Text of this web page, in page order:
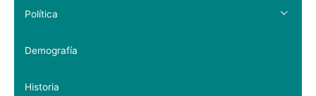
Política
Demografía
Historia